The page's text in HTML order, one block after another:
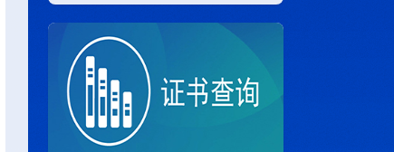
职业技能考试网
职业技能考试网
职业技能证书网
焊接工程师考试网
护理管理师考试网
花艺设计师考试网
化工工程师考试网
化妆品配方师考试网